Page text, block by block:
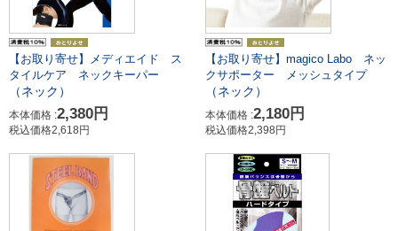
【お取り寄せ】メディエイド ス
タイルケア ネックキーパー
（ネック）
本体価格 :2,380円
税込価格2,618円
【お取り寄せ】magico Labo ネッ
クサポーター メッシュタイプ
（ネック）
本体価格 :2,180円
税込価格2,398円